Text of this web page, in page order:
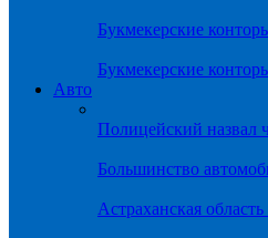
Букмекерские
Букмекерские
Авто
Полицейский назвал
Большинство
Астраханская